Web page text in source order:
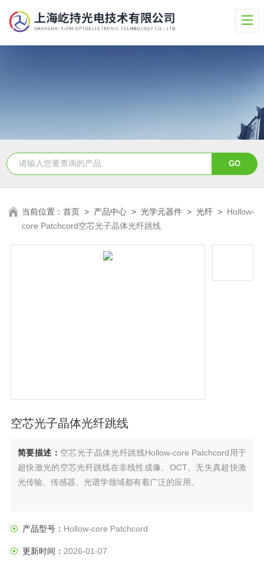
当前位置：首页 > 产品中心 >光学元器件 >光纤 > Hollow-
core Patchcord空芯光子晶体光纤跳线
空芯光子晶体光纤跳线
简要描述： 空芯光子晶体光纤跳线Hollow-core Patchcord用于
超快激光的空芯光纤跳线在非线性成像、OCT、无失真超快激
光传输、传感器、光谱学领域都有着广泛的应用。
产品型号： Hollow-core Patchcord
更新时间： 2026-01-07